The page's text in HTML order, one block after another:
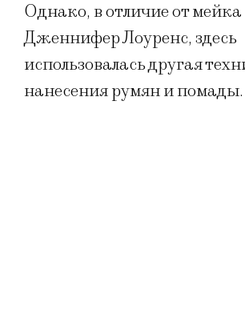
Однако, в отличие от мейка
Дженнифер Лоуренс, здесь
использовалась другая
нанесения румян и помады.